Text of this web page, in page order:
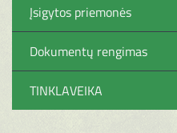
Įsigytos priemonės
Dokumentų rengimas
TINKLAVEIKA